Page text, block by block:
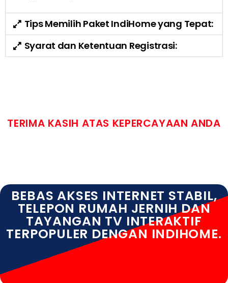
Tips Memilih Paket IndiHome yang Tepat:
Syarat dan Ketentuan Registrasi:
TERIMA KASIH ATAS KEPERCAYAAN ANDA
BEBAS AKSES INTERNET STABIL,
TELEPON RUMAH JERNIH DAN
TAYANGAN TV INTERAKTIF
TERPOPULER DENGAN INDIHOME.